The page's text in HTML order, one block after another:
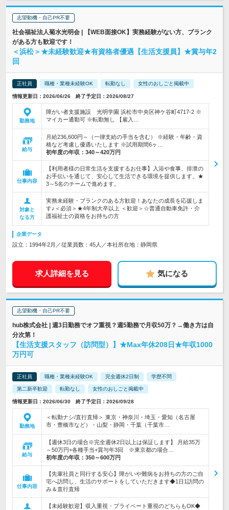
志望動機・自己PR不要
社会福祉法人菊水光明会 | 【WEB面接OK】実務経験がない方、ブランク
がある方も歓迎です！
＜浜松＞★未経験歓迎★有資格者優遇【生活支援員】★賞与年2
回
正社員 職種・業種未経験OK 転勤なし 女性のおしごと掲載中
情報更新日：2026/06/26 終了予定日：2026/08/27
勤務地
障がい者支援施設 光明学園 浜松市中央区神ケ谷町4717-2 ※
マイカー通勤可 ※転勤無し 【雇入…
給与
月給236,600円～（一律支給の手当を含む） ※経験・年齢・資
格など考慮し優遇いたします ※試用期間6ヶ…
初年度の年収： 340～420万円
仕事内容
【利用者様の日常生活を支援するお仕事】入浴や食事、排泄の
お手伝いを通じて、安心して生活できる環境を提供します。★
3～5名のチームで進めます。
対象と
なる方
実務未経験・ブランクのある方歓迎！あなたの成長を応援しま
す♪＜必須＞★4年制大卒以上 ＜歓迎＞☆普通自動車免許・介
護福祉士の資格をお持ちの方
企業データ
設立：1994年2月／従業員数：45人／本社所在地：静岡県
求人詳細を見る 気になる
志望動機・自己PR不要
hub株式会社 | 週3日勤務でオフ重視？週5勤務で月収50万？→働き方は自
分次第！
【生活支援スタッフ（訪問型）】★Max年休208日★年収1000
万円可
正社員 職種・業種未経験OK 完全週休2日制 学歴不問
第二新卒歓迎 転勤なし 女性のおしごと掲載中
情報更新日：2026/06/30 終了予定日：2026/09/28
勤務地
＜転勤ナシ/直行直帰＞ 東京・神奈川・埼玉・愛知（名古屋
市・豊橋市など）・山梨・静岡・千葉（千葉市…
給与
【週休3日の場合※完全週休2日以上は保証します】 月給35万
～50万円+各種手当+賞与年3回 ※東京都の場合…
初年度の年収： 350～600万円
仕事内容
【先輩社員と同行する安心】障がいや難病をお持ちの方のご自
宅へ訪問し、生活のサポートをしていただきます◆1日1訪問の
み＆直行直帰
【未経験歓迎】収入重視・プライベート重視のどちらもOK◆